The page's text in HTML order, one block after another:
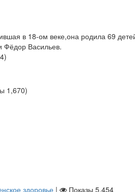
в 18-ом веке,она родила 69
Фёдор Васильев.
)
1,670)
здоровье | Показы 5,454